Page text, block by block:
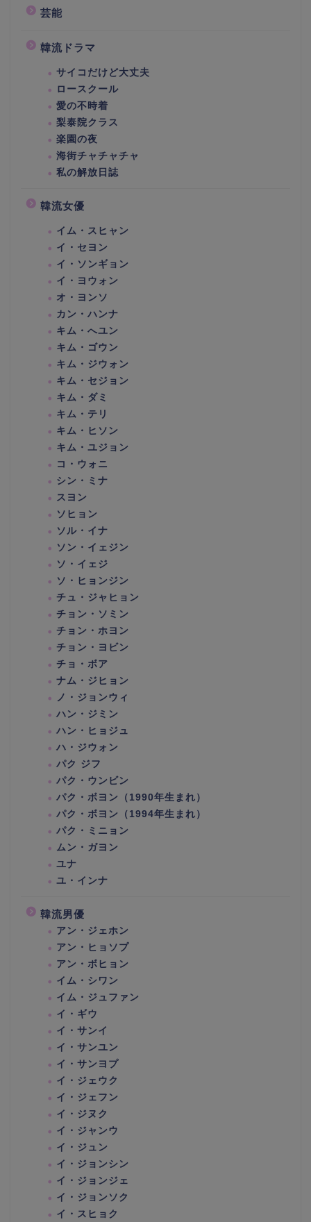
芸能
韓流ドラマ
サイコだけど大丈夫
ロースクール
愛の不時着
梨泰院クラス
楽園の夜
海街チャチャチャ
私の解放日誌
韓流女優
イム・スヒャン
イ・セヨン
イ・ソンギョン
イ・ヨウォン
オ・ヨンソ
カン・ハンナ
キム・へユン
キム・ゴウン
キム・ジウォン
キム・セジョン
キム・ダミ
キム・テリ
キム・ヒソン
キム・ユジョン
コ・ウォニ
シン・ミナ
スヨン
ソヒョン
ソル・イナ
ソン・イェジン
ソ・イェジ
ソ・ヒョンジン
チュ・ジャヒョン
チョン・ソミン
チョン・ホヨン
チョン・ヨビン
チョ・ボア
ナム・ジヒョン
ノ・ジョンウィ
ハン・ジミン
ハン・ヒョジュ
ハ・ジウォン
パク ジフ
パク・ウンビン
パク・ボヨン（1990年生まれ）
パク・ボヨン（1994年生まれ）
パク・ミニョン
ムン・ガヨン
ユナ
ユ・インナ
韓流男優
アン・ジェホン
アン・ヒョソプ
アン・ボヒョン
イム・シワン
イム・ジュファン
イ・ギウ
イ・サンイ
イ・サンユン
イ・サンヨプ
イ・ジェウク
イ・ジェフン
イ・ジヌク
イ・ジャンウ
イ・ジュン
イ・ジョンシン
イ・ジョンジェ
イ・ジョンソク
イ・スヒョク